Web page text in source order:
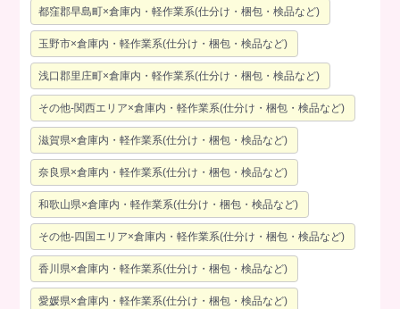
都窪郡早島町×倉庫内・軽作業系(仕分け・梱包・検品など)
玉野市×倉庫内・軽作業系(仕分け・梱包・検品など)
浅口郡里庄町×倉庫内・軽作業系(仕分け・梱包・検品など)
その他-関西エリア×倉庫内・軽作業系(仕分け・梱包・検品など)
滋賀県×倉庫内・軽作業系(仕分け・梱包・検品など)
奈良県×倉庫内・軽作業系(仕分け・梱包・検品など)
和歌山県×倉庫内・軽作業系(仕分け・梱包・検品など)
その他-四国エリア×倉庫内・軽作業系(仕分け・梱包・検品など)
香川県×倉庫内・軽作業系(仕分け・梱包・検品など)
愛媛県×倉庫内・軽作業系(仕分け・梱包・検品など)